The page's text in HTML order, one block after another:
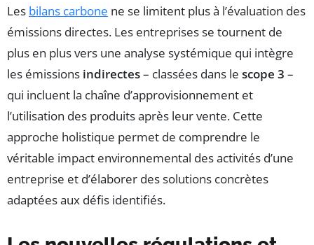
Les bilans carbone ne se limitent plus à l’évaluation des
émissions directes. Les entreprises se tournent de
plus en plus vers une analyse systémique qui intègre
les émissions indirectes– classées dans le scope 3 –
qui incluent la chaîne d’approvisionnement et
l’utilisation des produits après leur vente. Cette
approche holistique permet de comprendre le
véritable impact environnemental des activités d’une
entreprise et d’élaborer des solutions concrètes
adaptées aux défis identifiés.